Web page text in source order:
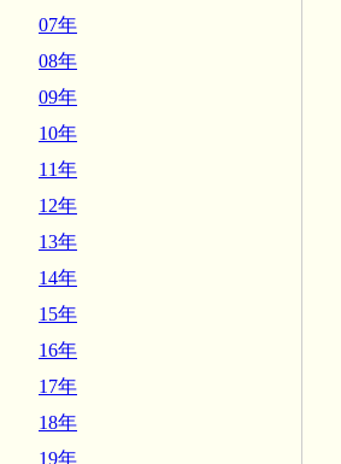
07年
08年
09年
10年
11年
12年
13年
14年
15年
16年
17年
18年
19年